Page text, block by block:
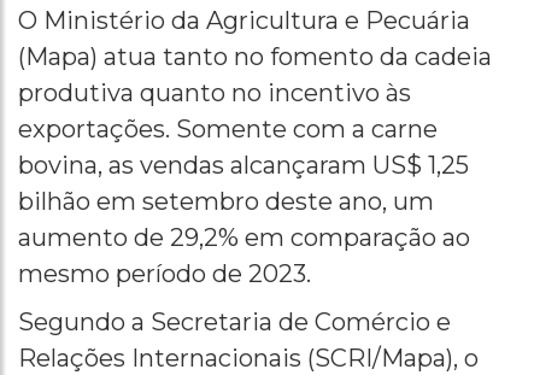
O Ministério da Agricultura e Pecuária
(Mapa) atua tanto no fomento da cadeia
produtiva quanto no incentivo às
exportações. Somente com a carne
bovina, as vendas alcançaram US$ 1,25
bilhão em setembro deste ano, um
aumento de 29,2% em comparação ao
mesmo período de 2023.
Segundo a Secretaria de Comércio e
Relações Internacionais (SCRI/Mapa), o